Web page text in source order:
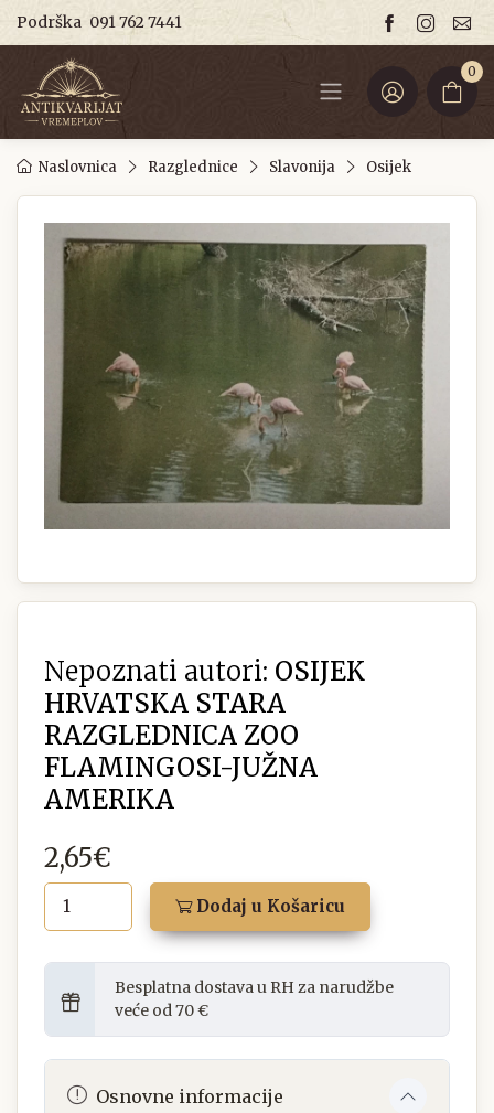
Podrška 091 762 7441
0
Naslovnica Razglednice Slavonija Osijek
Nepoznati autori: OSIJEK
HRVATSKA STARA
RAZGLEDNICA ZOO
FLAMINGOSI-JUŽNA
AMERIKA
2,65€
Dodaj u Košaricu
Besplatna dostava u RH za narudžbe
veće od 70 €
Osnovne informacije